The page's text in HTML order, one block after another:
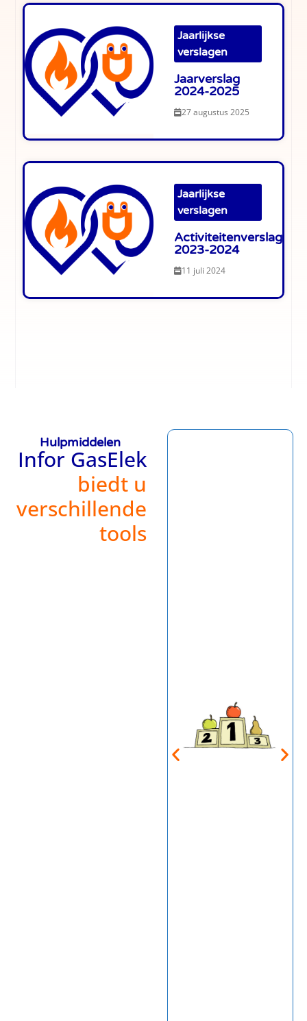
Jaarlijkse
verslagen
Jaarverslag
2024-2025
27 augustus 2025
Jaarlijkse
verslagen
Activiteitenverslag
2023-2024
11 juli 2024
Hulpmiddelen
Infor GasElek
biedt u
verschillende
tools